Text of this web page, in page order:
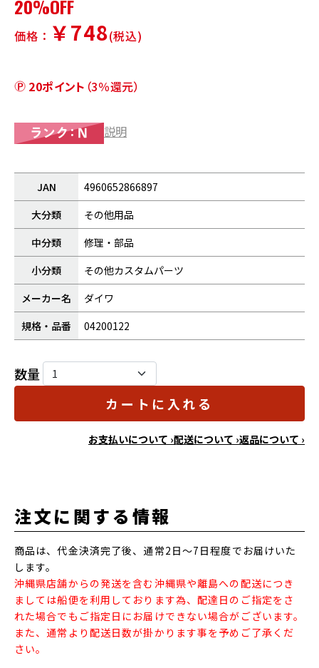
20%OFF
価格： ￥748(税込)
20ポイント （3％還元）
説明
JAN
4960652866897
大分類
その他用品
中分類
修理・部品
小分類
その他カスタムパーツ
メーカー名
ダイワ
規格・品番
04200122
数量
カートに入れる
お支払いについて ›配送について ›返品について ›
注文に関する情報
商品は、代金決済完了後、通常2日～7日程度でお届けいた
します。
沖縄県店舗からの発送を含む沖縄県や離島への配送につき
ましては船便を利用しております為、配達日のご指定をさ
れた場合でもご指定日にお届けできない場合がございます。
また、通常より配送日数が掛かります事を予めご了承くだ
さい。